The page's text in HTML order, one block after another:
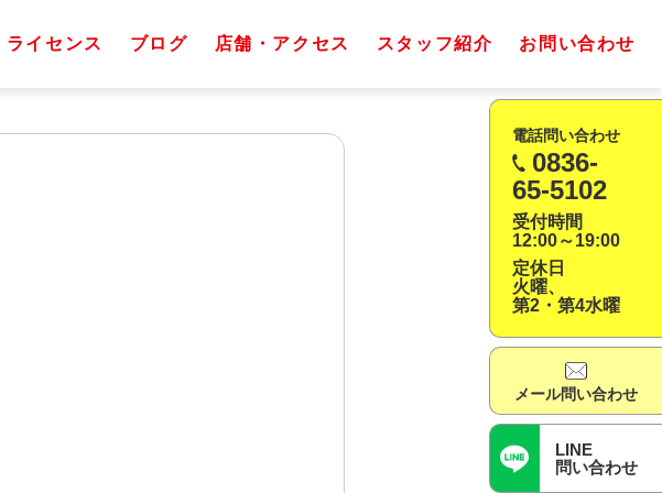
ライセンス ブログ 店舗・アクセス スタッフ紹介 お問い合わせ
電話問い合わせ
0836-
65-5102
受付時間
12:00～19:00
定休日
火曜、
第2・第4水曜
メール問い合わせ
LINE
問い合わせ